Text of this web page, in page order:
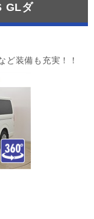
GLダ
ど装備も充実！！